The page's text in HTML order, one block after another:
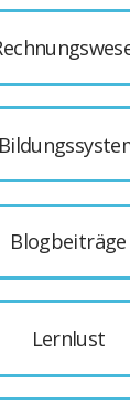
Blogbeiträge
Lernlust